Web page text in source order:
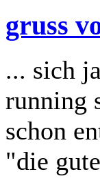
gruss
... sich
running
schon
"die